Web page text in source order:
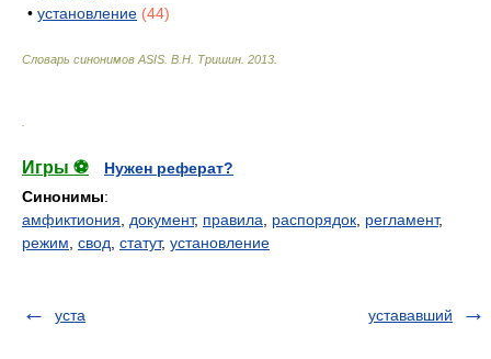
• установление (44)
Словарь синонимов ASIS. В.Н. Тришин 2013
Игры ⚽
Нужен реферат?
Синонимы:
амфиктиония
документ, правила распорядок регламент,
режим свод статут, установление
уста устававший